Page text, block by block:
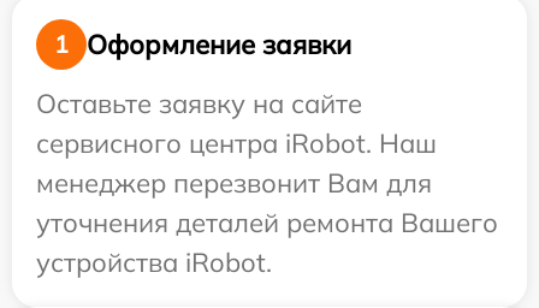
1
Оформление заявки
Оставьте заявку на сайте
сервисного центра iRobot. Наш
менеджер перезвонит Вам для
уточнения деталей ремонта Вашего
устройства iRobot.